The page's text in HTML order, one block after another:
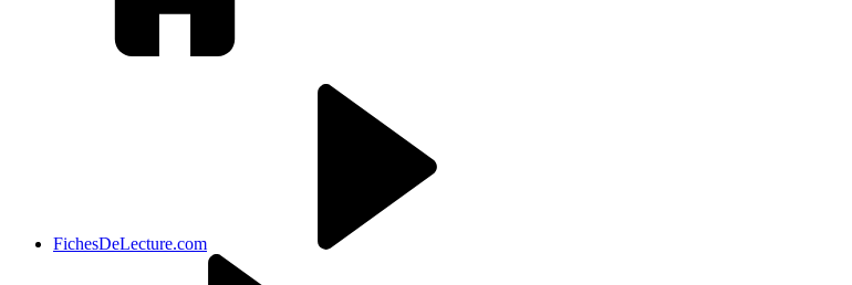
FichesDeLecture.com